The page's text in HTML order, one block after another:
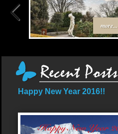
more...
Happy New Year 2016!!